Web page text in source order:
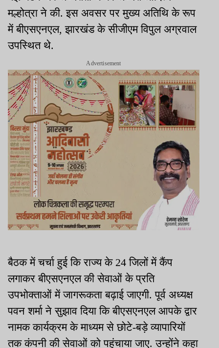
मल्होत्रा ने की. इस अवसर पर मुख्य अतिथि के रूप
में बीएसएनएल, झारखंड के सीजीएम विपुल अग्रवाल
उपस्थित थे.
Advertisement
बैठक में चर्चा हुई कि राज्य के 24 जिलों में कैंप
लगाकर बीएसएनएल की सेवाओं के प्रति
उपभोक्ताओं में जागरूकता बढ़ाई जाएगी. पूर्व अध्यक्ष
पवन शर्मा ने सुझाव दिया कि बीएसएनएल आपके द्वार
नामक कार्यक्रम के माध्यम से छोटे-बड़े व्यापारियों
तक कंपनी की सेवाओं को पहुंचाया जाए. उन्होंने कहा